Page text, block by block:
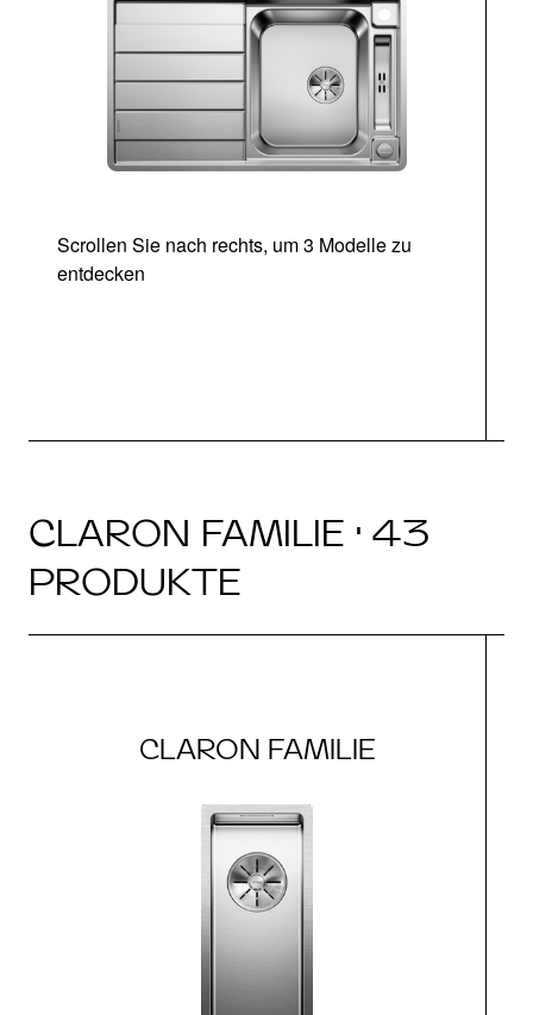
Scrollen Sie nach rechts, um 3 Modelle zu
entdecken
CLARON FAMILIE · 43
PRODUKTE
CLARON FAMILIE